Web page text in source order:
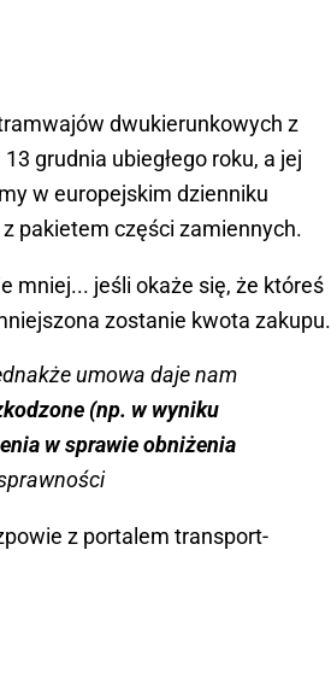
dwukierunkowych z
grudnia ubiegłego roku, a jej
w europejskim dzienniku
pakietem części zamiennych.
mniej... jeśli okaże się, że któreś
zostanie kwota zakupu.
umowa daje nam
(np. w wyniku
w sprawie obniżenia
z portalem transport-